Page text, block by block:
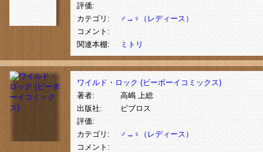
評価:
カテゴリ:
♂→♀（レディース）
コメント:
関連本棚:
ミトリ
ワイルド・ロック (ビーボーイコミックス)
著者:
高嶋 上総
出版社:
ビブロス
評価:
カテゴリ:
♂→♀（レディース）
コメント: